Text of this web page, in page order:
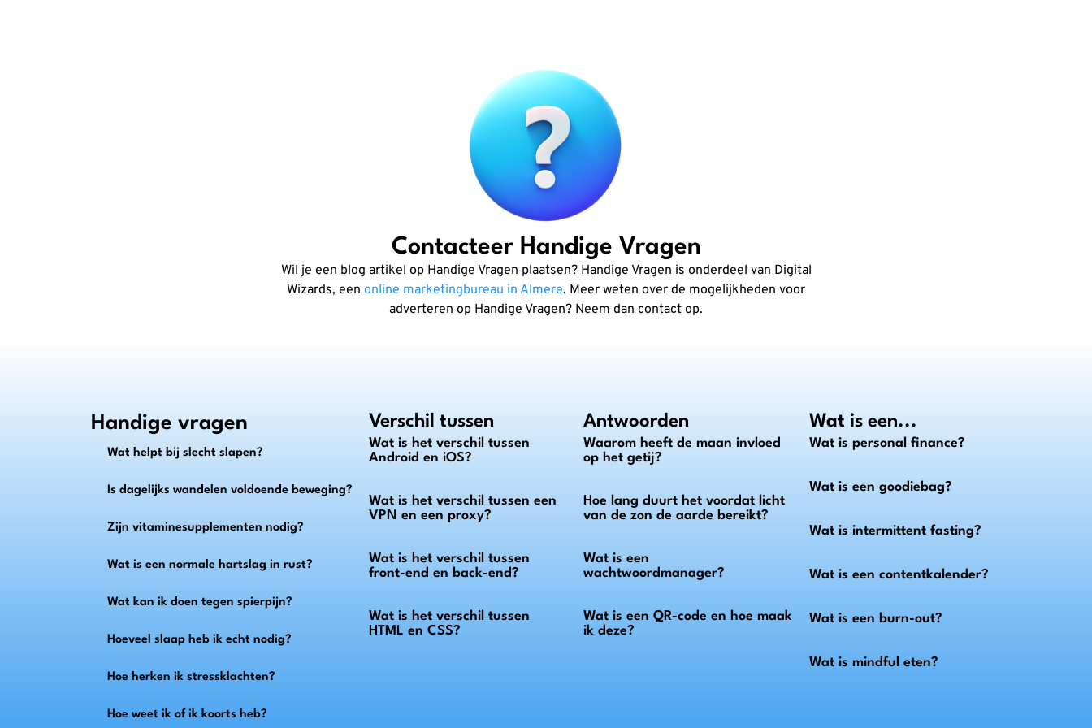
Contacteer Handige Vragen
Wil je een blog artikel op Handige Vragen plaatsen? Handige Vragen is onderdeel van Digital
Wizards, een online marketingbureau in Almere. Meer weten over de mogelijkheden voor
adverteren op Handige Vragen? Neem dan contact op.
Handige vragen
Wat helpt bij slecht slapen?
Is dagelijks wandelen voldoende beweging?
Zijn vitaminesupplementen nodig?
Wat is een normale hartslag in rust?
Wat kan ik doen tegen spierpijn?
Hoeveel slaap heb ik echt nodig?
Hoe herken ik stressklachten?
Hoe weet ik of ik koorts heb?
Verschil tussen
Wat is het verschil tussen
Android en iOS?
Wat is het verschil tussen een
VPN en een proxy?
Wat is het verschil tussen
front-end en back-end?
Wat is het verschil tussen
HTML en CSS?
Antwoorden
Waarom heeft de maan invloed
op het getij?
Hoe lang duurt het voordat licht
van de zon de aarde bereikt?
Wat is een
wachtwoordmanager?
Wat is een QR-code en hoe maak
ik deze?
Wat is een...
Wat is personal finance?
Wat is een goodiebag?
Wat is intermittent fasting?
Wat is een contentkalender?
Wat is een burn-out?
Wat is mindful eten?